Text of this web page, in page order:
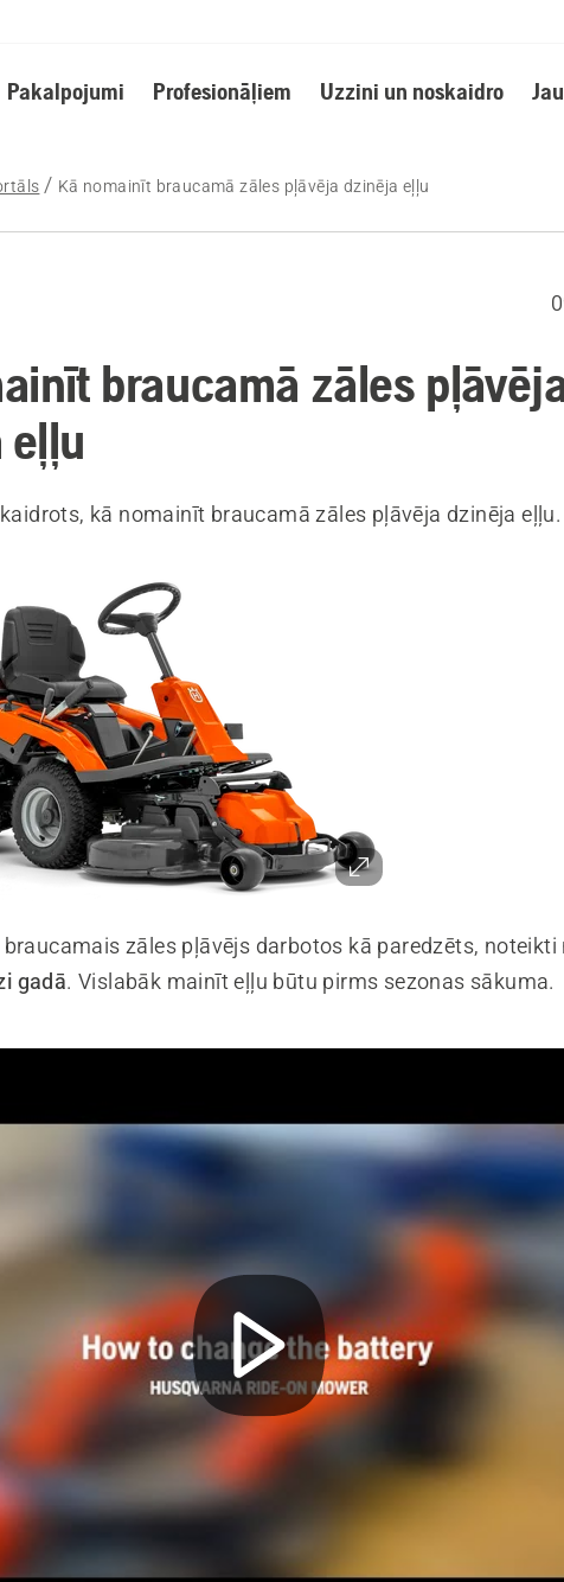
Pakalpojumi Profesionāļiem Uzzini un noskaidro
Kā nomainīt braucamā zāles pļāvēja dzinēja eļļu
braucamā zāles
eļļu
kā nomainīt braucamā zāles pļāvēja dzinēja eļļu.
zāles pļāvējs darbotos kā paredzēts, noteikti
gadā. Vislabāk mainīt eļļu būtu pirms sezonas sākuma.